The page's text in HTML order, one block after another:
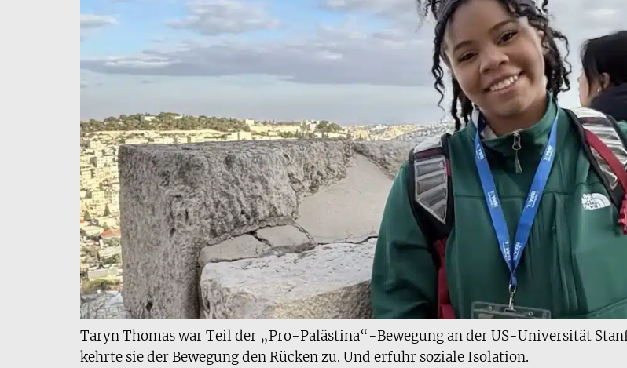
Taryn Thomas war Teil der „Pro-Palästina“-Bewegung an der US-Universität
kehrte sie der Bewegung den Rücken zu. Und erfuhr soziale Isolation.